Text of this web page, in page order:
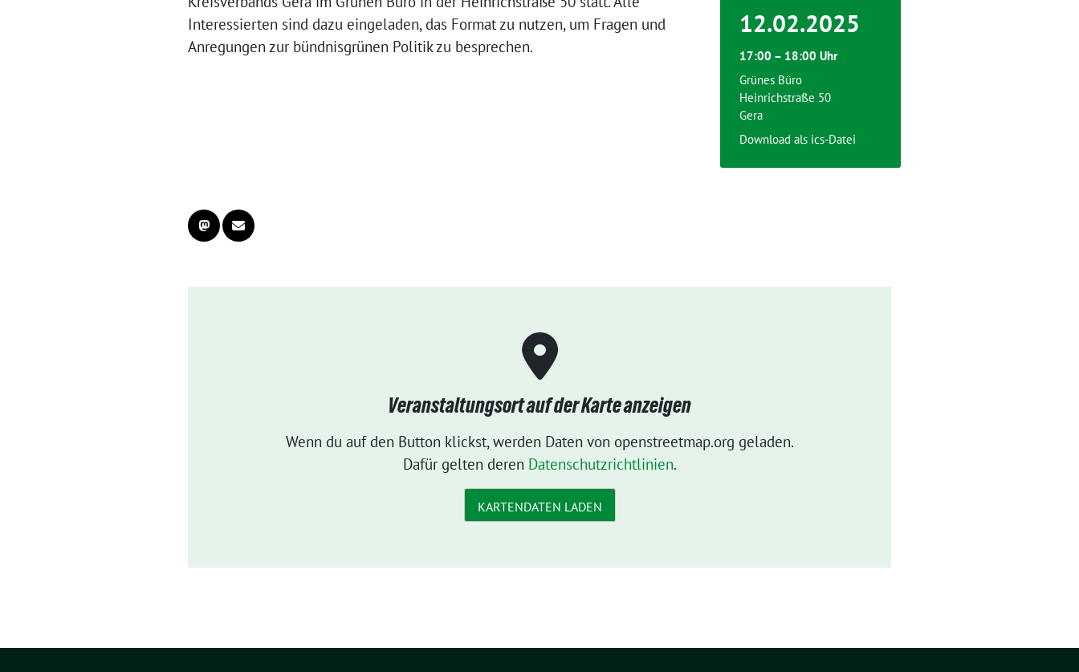
Interessierten sind dazu eingeladen, das Format zu nutzen, um Fragen und
Anregungen zur bündnisgrünen Politik zu besprechen.
12.02.2025
17:00 – 18:00 Uhr
Grünes Büro
Heinrichstraße 50
Gera
Download als ics-Datei
Veranstaltungsort auf der Karte anzeigen
Wenn du auf den Button klickst, werden Daten von openstreetmap.org geladen.
Dafür gelten deren Datenschutzrichtlinien.
KARTENDATEN LADEN